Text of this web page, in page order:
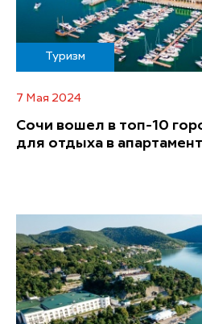
Туризм
7 Мая 2024
Сочи вошел в топ-10
для отдыха в